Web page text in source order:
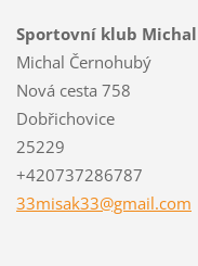
Sportovní klub Michal
Michal Černohubý
Nová cesta 758
Dobřichovice
25229
+420737286787
33misak33@gmail.com